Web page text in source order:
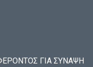
ΓΙΑ ΣΥΝΑΨΗ